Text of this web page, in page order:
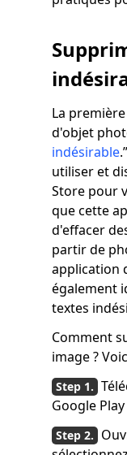
La
d'objet
indésirable
utiliser et
Store pour
que cette
d'effacer
partir de
application
également
textes
Comment
image ?
Google